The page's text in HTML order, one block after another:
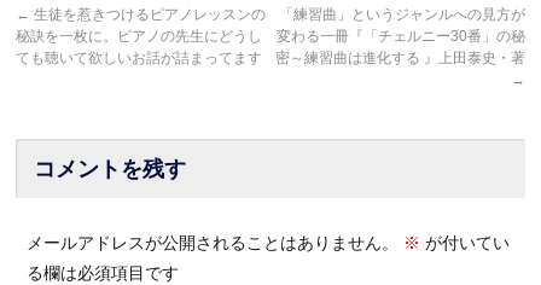
← 生徒を惹きつけるピアノレッスンの
秘訣を一枚に。ピアノの先生にどうし
ても聴いて欲しいお話が詰まってます
「練習曲」というジャンルへの見方が
変わる一冊『「チェルニー30番」の秘
密～練習曲は進化する 』上田泰史・著
→
コメントを残す
メールアドレスが公開されることはありません。 ※ が付いてい
る欄は必須項目です